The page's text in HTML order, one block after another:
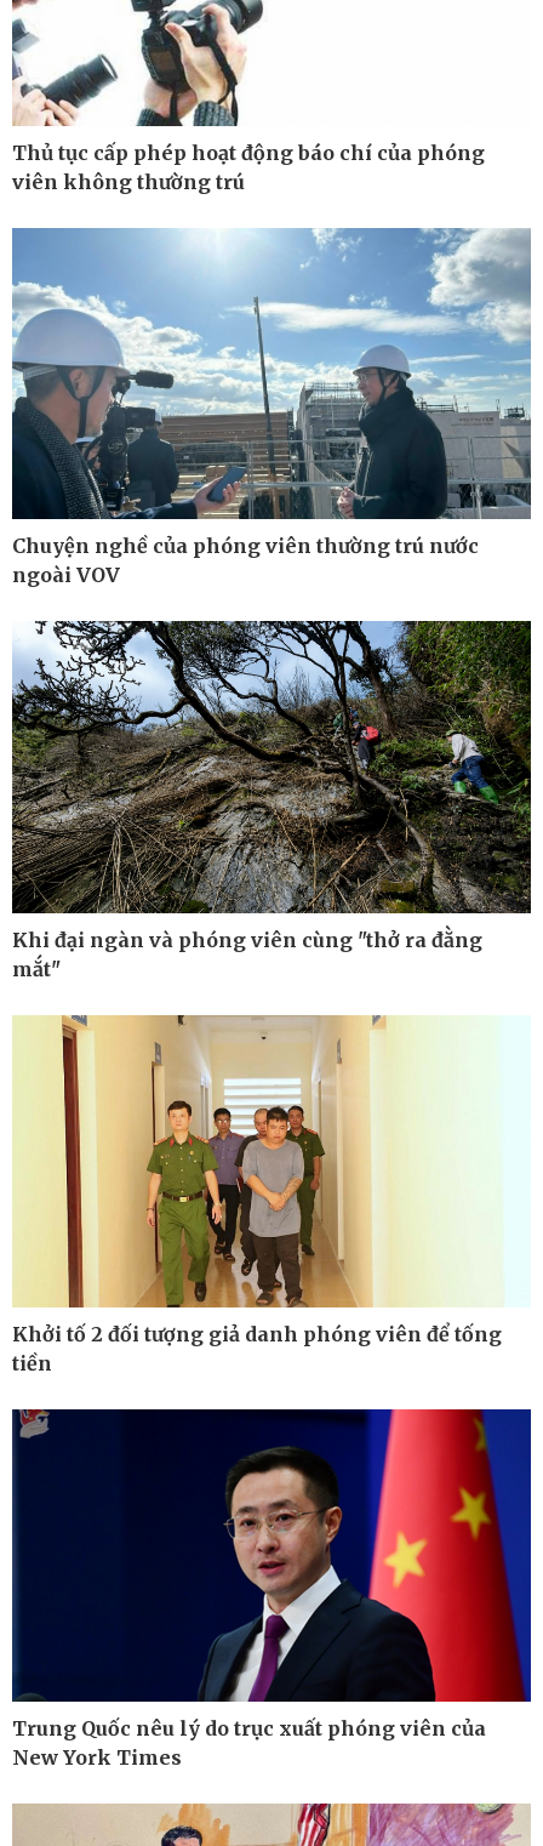
Thế giới
Cuộc sống đó đây
Multimedia
Video
E-Magazine
Kinh tế
Bất động sản
Khởi nghiệp
Thị trường
Giá vàng
Tiêu dùng
Tỷ giá
Chứng khoán
Giá cà phê
Thể thao
Pickleball
Bóng đá quốc tế
Bóng đá Việt Nam
Thế giới thể thao
Lịch thi đấu bóng đá
eSports
Hậu trường
Thủ tục cấp phép hoạt động báo chí của phóng
viên không thường trú
Chuyện nghề của phóng viên thường trú nước
ngoài VOV
Khi đại ngàn và phóng viên cùng "thở ra đằng
mắt"
Khởi tố 2 đối tượng giả danh phóng viên để tống
tiền
Trung Quốc nêu lý do trục xuất phóng viên của
New York Times